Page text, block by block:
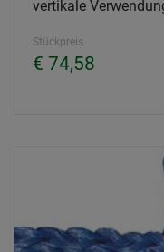
vertikale
Stückpreis
€ 74,58